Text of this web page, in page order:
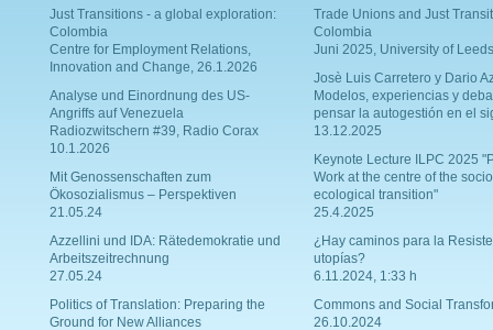
Just Transitions - a global exploration:
Colombia
Centre for Employment Relations,
Innovation and Change, 26.1.2026
Analyse und Einordnung des US-
Angriffs auf Venezuela
Radiozwitschern #39, Radio Corax
10.1.2026
Mit Genossenschaften zum
Ökosozialismus – Perspektiven
21.05.24
Azzellini und IDA: Rätedemokratie und
Arbeitszeitrechnung
27.05.24
Politics of Translation: Preparing the
Ground for New Alliances
Trade Unions and Just
Colombia
Juni 2025, University of Leeds
Josè Luis Carretero y Dario
Modelos, experiencias y
pensar la autogestión en el
13.12.2025
Keynote Lecture ILPC 2025
Work at the centre of the
ecological transition"
25.4.2025
¿Hay caminos para la
utopías?
6.11.2024, 1:33 h
Commons and Social
26.10.2024